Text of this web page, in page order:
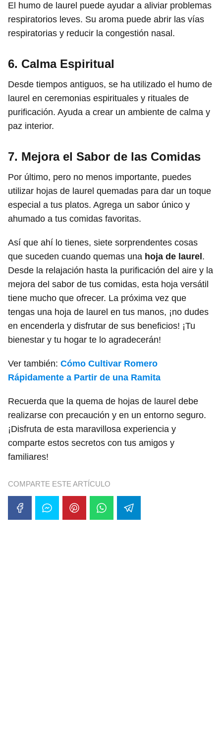
El humo de laurel puede ayudar a aliviar problemas
respiratorios leves. Su aroma puede abrir las vías
respiratorias y reducir la congestión nasal.
6. Calma Espiritual
Desde tiempos antiguos, se ha utilizado el humo de
laurel en ceremonias espirituales y rituales de
purificación. Ayuda a crear un ambiente de calma y
paz interior.
7. Mejora el Sabor de las Comidas
Por último, pero no menos importante, puedes
utilizar hojas de laurel quemadas para dar un toque
especial a tus platos. Agrega un sabor único y
ahumado a tus comidas favoritas.
Así que ahí lo tienes, siete sorprendentes cosas
que suceden cuando quemas una hoja de laurel .
Desde la relajación hasta la purificación del aire y la
mejora del sabor de tus comidas, esta hoja versátil
tiene mucho que ofrecer. La próxima vez que
tengas una hoja de laurel en tus manos, ¡no dudes
en encenderla y disfrutar de sus beneficios! ¡Tu
bienestar y tu hogar te lo agradecerán!
Ver también: Cómo Cultivar Romero
Rápidamente a Partir de una Ramita
Recuerda que la quema de hojas de laurel debe
realizarse con precaución y en un entorno seguro.
¡Disfruta de esta maravillosa experiencia y
comparte estos secretos con tus amigos y
familiares!
COMPARTE ESTE ARTÍCULO